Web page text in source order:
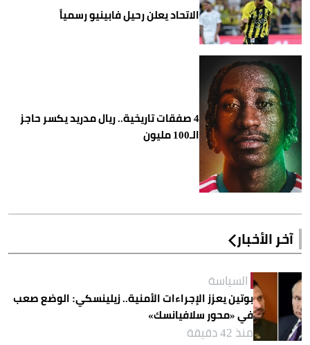
الاتحاد يعلن رحيل فابينيو رسمياً
4 صفقات تاريخية.. ريال مدريد يكسر حاجز
الـ100 مليون
آخر الأخبار
السياسة
بوتين يعزز الإجراءات الأمنية.. زيلينسكي: الوضع صعب
في «محور سلافيانسك»
منذ 42 دقيقة